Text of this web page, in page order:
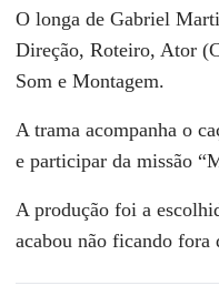
O longa de Gabriel
Direção, Roteiro, Ator
Som e Montagem.
A trama acompanha o
e participar da missão
A produção foi a
acabou não ficando fora